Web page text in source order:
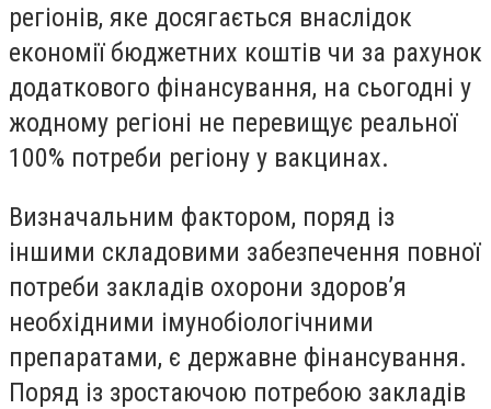
регіонів, яке досягається внаслідок
економії бюджетних коштів чи за рахунок
додаткового фінансування, на сьогодні у
жодному регіоні не перевищує реальної
100% потреби регіону у вакцинах.
Визначальним фактором, поряд із
іншими складовими забезпечення повної
потреби закладів охорони здоров’я
необхідними імунобіологічними
препаратами, є державне фінансування.
Поряд із зростаючою потребою закладів